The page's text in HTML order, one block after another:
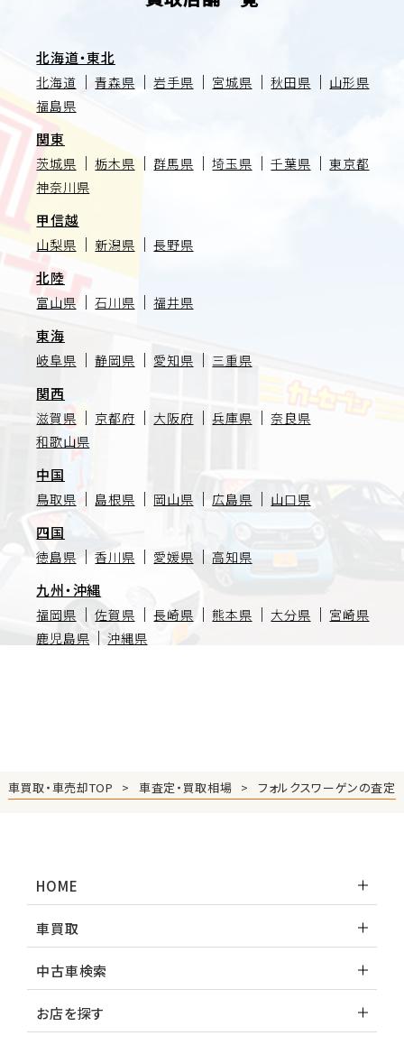
北海道・東北
北海道 青森県 岩手県 宮城県 秋田県
山形県
福島県
関東
茨城県 栃木県 群馬県 埼玉県 千葉県
東京都
神奈川県
甲信越
山梨県 新潟県 長野県
北陸
富山県 石川県 福井県
東海
岐阜県 静岡県 愛知県 三重県
関西
滋賀県 京都府 大阪府 兵庫県
奈良県
和歌山県
中国
鳥取県 島根県 岡山県 広島県 山口県
四国
徳島県 香川県 愛媛県 高知県
九州・沖縄
福岡県 佐賀県 長崎県 熊本県 大分県
宮崎県
鹿児島県
沖縄県
車買取・車売却TOP 車査定・買取相場 フォルクスワーゲンの査定
HOME
車買取
中古車検索
お店を探す